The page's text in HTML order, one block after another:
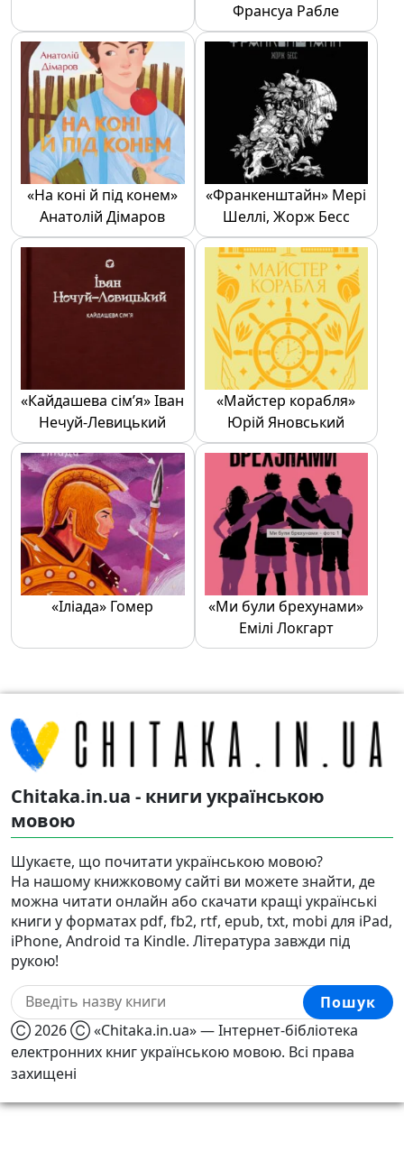
Франсуа Рабле
«На коні й під конем»
Анатолій Дімаров
«Франкенштайн» Мері
Шеллі, Жорж Бесс
«Кайдашева сім’я» Іван
Нечуй-Левицький
«Майстер корабля»
Юрій Яновський
«Іліада» Гомер
«Ми були брехунами»
Емілі Локгарт
Chitaka.in.ua - книги українською
мовою
Шукаєте, що почитати українською мовою?
На нашому книжковому сайті ви можете знайти, де
можна читати онлайн або скачати кращі українські
книги у форматах pdf, fb2, rtf, epub, txt, mobi для iPad,
iPhone, Android та Kindle. Література завжди під
рукою!
Пошук
Ⓒ 2026 Ⓒ «Chitaka.in.ua» — Інтернет-бібліотека
електронних книг українською мовою. Всі права
захищені